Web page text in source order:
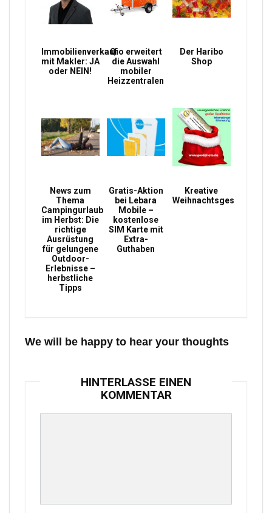
Immobilienverkauf
mit Makler: JA
oder NEIN!
Qio erweitert
die Auswahl
mobiler
Heizzentralen
Der Haribo
Shop
News zum
Thema
Campingurlaub
im Herbst: Die
richtige
Ausrüstung
für gelungene
Outdoor-
Erlebnisse –
herbstliche
Tipps
Gratis-Aktion
bei Lebara
Mobile –
kostenlose
SIM Karte mit
Extra-
Guthaben
Kreative
Weihnachtsgeschenke
We will be happy to hear your thoughts
HINTERLASSE EINEN
KOMMENTAR